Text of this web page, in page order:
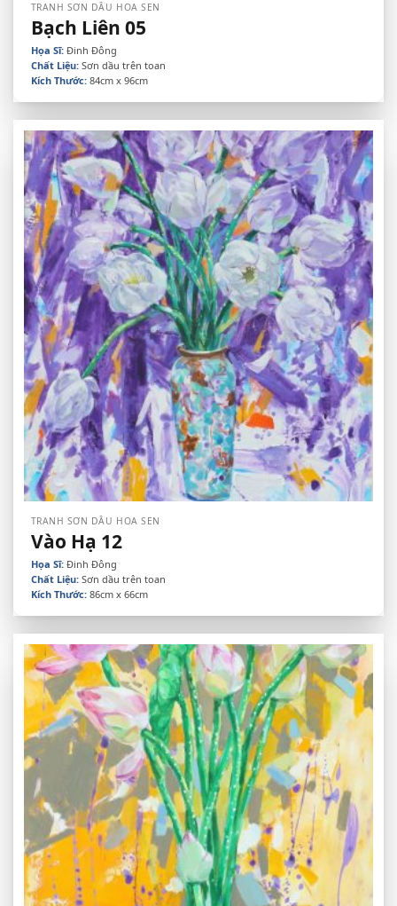
TRANH SƠN DẦU HOA SEN
Bạch Liên 05
Họa Sĩ:Đinh Đông
Chất Liệu:Sơn dầu trên toan
Kích Thước:84cm x 96cm
TRANH SƠN DẦU HOA SEN
Vào Hạ 12
Họa Sĩ:Đinh Đông
Chất Liệu:Sơn dầu trên toan
Kích Thước:86cm x 66cm